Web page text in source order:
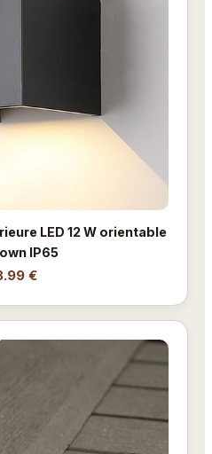
LED 12 W orientable
IP65
€